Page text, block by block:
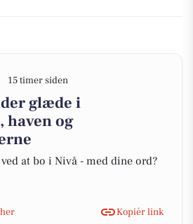
15 timer siden
glæde i
haven og
at bo i Nivå - med dine ord?
Kopiér link